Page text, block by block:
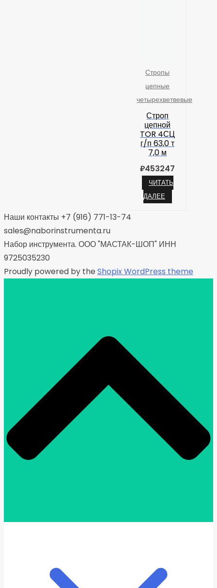
Стропы
цепные
четырехветвевые
Строп
цепной
TOR 4СЦ
г/п 63,0 т
7,0 м
₽453247
ЧИТАТЬ
ДАЛЕЕ
Наши контакты +7 (916) 771-13-74
sales@naborinstrumenta.ru
Набор инструмента. ООО "МАСТАК-ШОП" ИНН
9725035230
Proudly powered by the Shopix WordPress theme